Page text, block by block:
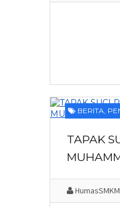
BERITA,
TAPAK
HumasSMKM